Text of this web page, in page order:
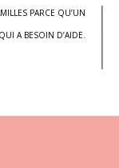
PARCE QU’UN
A BESOIN D’AIDE.